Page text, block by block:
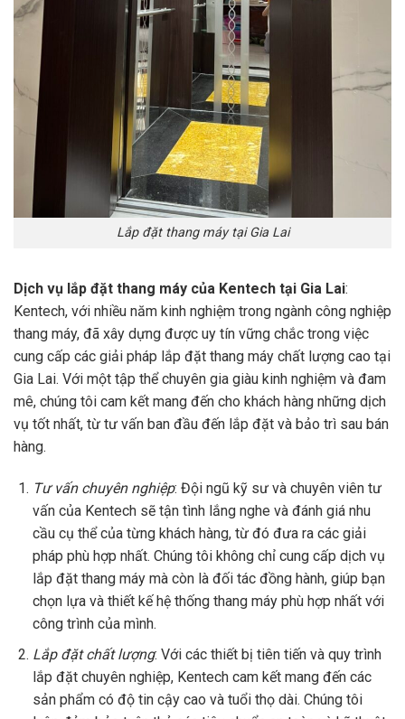
Lắp đặt thang máy tại Gia Lai
Dịch vụ lắp đặt thang máy của Kentech tại Gia Lai:
Kentech, với nhiều năm kinh nghiệm trong ngành công nghiệp
thang máy, đã xây dựng được uy tín vững chắc trong việc
cung cấp các giải pháp lắp đặt thang máy chất lượng cao tại
Gia Lai. Với một tập thể chuyên gia giàu kinh nghiệm và đam
mê, chúng tôi cam kết mang đến cho khách hàng những dịch
vụ tốt nhất, từ tư vấn ban đầu đến lắp đặt và bảo trì sau bán
hàng.
Tư vấn chuyên nghiệp: Đội ngũ kỹ sư và chuyên viên tư
vấn của Kentech sẽ tận tình lắng nghe và đánh giá nhu
cầu cụ thể của từng khách hàng, từ đó đưa ra các giải
pháp phù hợp nhất. Chúng tôi không chỉ cung cấp dịch vụ
lắp đặt thang máy mà còn là đối tác đồng hành, giúp bạn
chọn lựa và thiết kế hệ thống thang máy phù hợp nhất với
công trình của mình.
Lắp đặt chất lượng: Với các thiết bị tiên tiến và quy trình
lắp đặt chuyên nghiệp, Kentech cam kết mang đến các
sản phẩm có độ tin cậy cao và tuổi thọ dài. Chúng tôi